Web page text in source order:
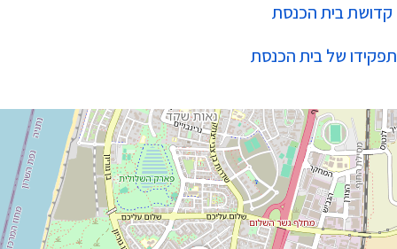
קדושת בית הכנסת
תפקידו של בית הכנסת